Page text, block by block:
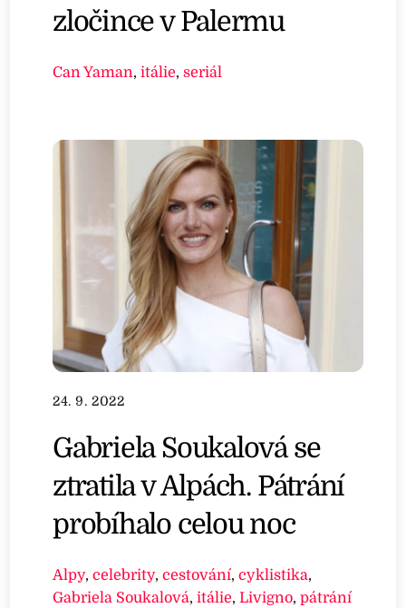
zločince v Palermu
Can Yaman,itálie,seriál
24. 9. 2022
Gabriela Soukalová se
ztratila v Alpách. Pátrání
probíhalo celou noc
Alpy,celebrity,cestování,cyklistika,
Gabriela Soukalová,itálie,Livigno,pátrání